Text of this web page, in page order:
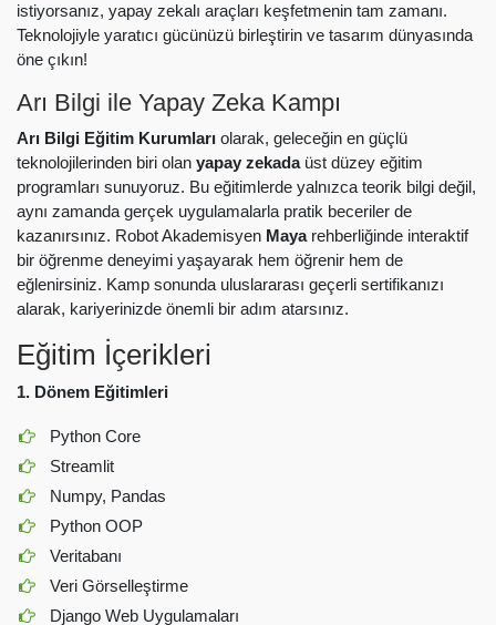
istiyorsanız, yapay zekalı araçları keşfetmenin tam zamanı.
Teknolojiyle yaratıcı gücünüzü birleştirin ve tasarım dünyasında
öne çıkın!
Arı Bilgi ile Yapay Zeka Kampı
Arı Bilgi Eğitim Kurumları olarak, geleceğin en güçlü
teknolojilerinden biri olan yapay zekadaüst düzey eğitim
programları sunuyoruz. Bu eğitimlerde yalnızca teorik bilgi değil,
aynı zamanda gerçek uygulamalarla pratik beceriler de
kazanırsınız. Robot Akademisyen Mayarehberliğinde interaktif
bir öğrenme deneyimi yaşayarak hem öğrenir hem de
eğlenirsiniz. Kamp sonunda uluslararası geçerli sertifikanızı
alarak, kariyerinizde önemli bir adım atarsınız.
Eğitim İçerikleri
1. Dönem Eğitimleri
Python Core
Streamlit
Numpy, Pandas
Python OOP
Veritabanı
Veri Görselleştirme
Django Web Uygulamaları